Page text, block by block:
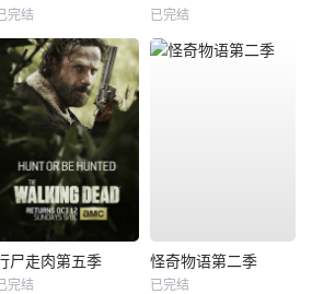
完结 已完结
尸走肉第五季
完结
怪奇物语第二季
已完结